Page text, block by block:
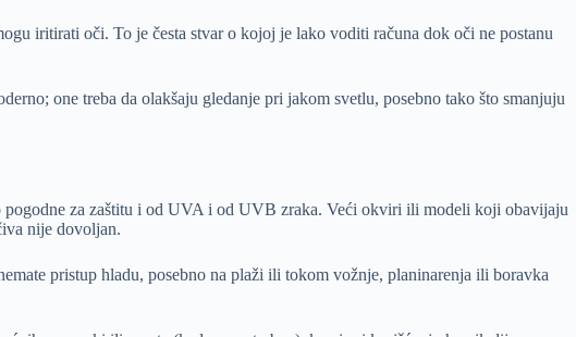
iritirati oči. To je česta stvar o kojoj je lako voditi računa dok oči ne postanu
one treba da olakšaju gledanje pri jakom svetlu, posebno tako što smanjuju
pogodne za zaštitu i od UVA i od UVB zraka. Veći okviri ili modeli koji obavijaju
nije dovoljan.
pristup hladu, posebno na plaži ili tokom vožnje, planinarenja ili boravka